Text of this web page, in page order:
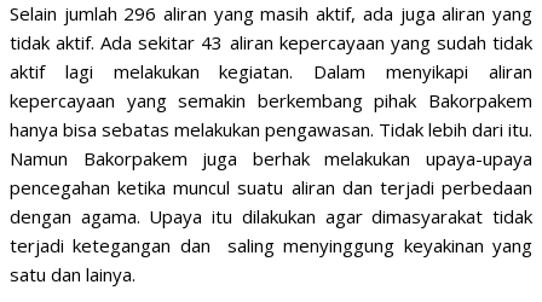
Selain jumlah 296 aliran yang masih aktif, ada juga aliran yang
tidak aktif. Ada sekitar 43 aliran kepercayaan yang sudah tidak
aktif lagi melakukan kegiatan. Dalam menyikapi aliran
kepercayaan yang semakin berkembang pihak Bakorpakem
hanya bisa sebatas melakukan pengawasan. Tidak lebih dari itu.
Namun Bakorpakem juga berhak melakukan upaya-upaya
pencegahan ketika muncul suatu aliran dan terjadi perbedaan
dengan agama. Upaya itu dilakukan agar dimasyarakat tidak
terjadi ketegangan dan saling menyinggung keyakinan yang
satu dan lainya.